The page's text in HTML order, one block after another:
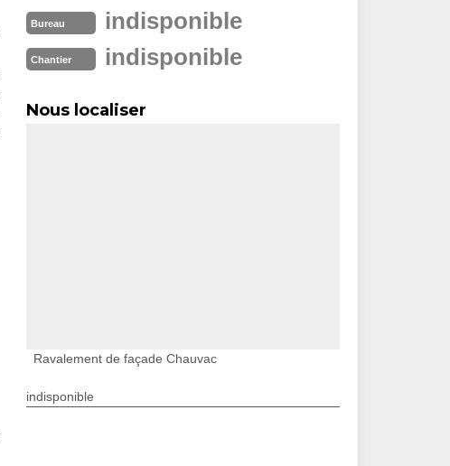
Bureau indisponible
Chantier indisponible
Nous localiser
Ravalement de façade Chauvac
indisponible